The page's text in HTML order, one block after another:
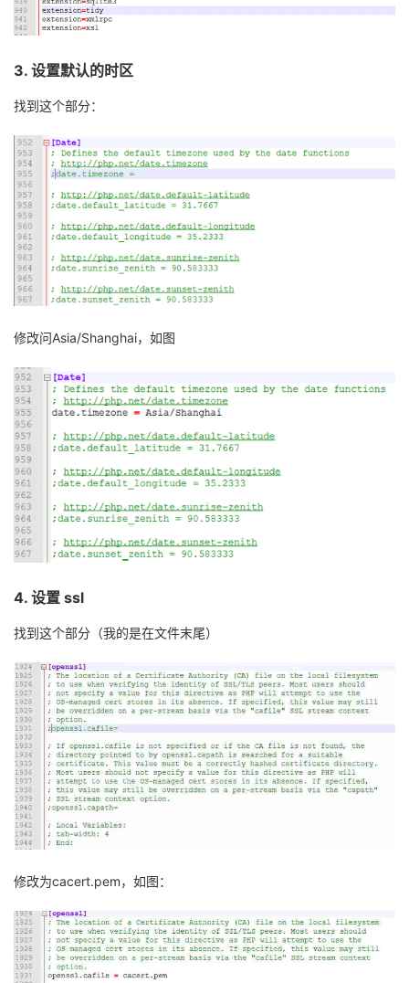
3. 设置默认的时区
找到这个部分：
修改问Asia/Shanghai，如图
4. 设置 ssl
找到这个部分（我的是在文件末尾）
修改为cacert.pem，如图：